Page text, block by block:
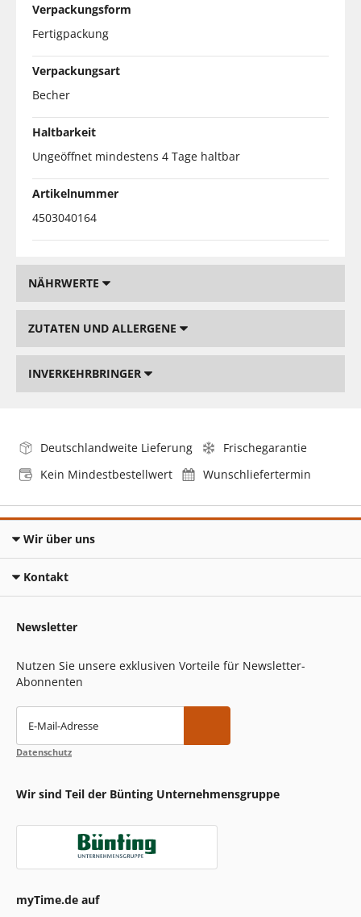
Verpackungsform
Fertigpackung
Verpackungsart
Becher
Haltbarkeit
Ungeöffnet mindestens 4 Tage haltbar
Artikelnummer
4503040164
NÄHRWERTE
ZUTATEN UND ALLERGENE
INVERKEHRBRINGER
Deutschlandweite Lieferung
Frischegarantie
Kein Mindestbestellwert
Wunschliefertermin
Wir über uns
Kontakt
Newsletter
Nutzen Sie unsere exklusiven Vorteile für Newsletter-
Abonnenten
E-Mail-Adresse
Datenschutz
Wir sind Teil der Bünting Unternehmensgruppe
myTime.de auf